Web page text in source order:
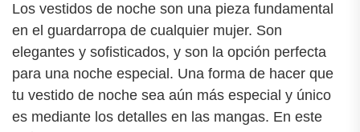
Los vestidos de noche son una pieza fundamental
en el guardarropa de cualquier mujer. Son
elegantes y sofisticados, y son la opción perfecta
para una noche especial. Una forma de hacer que
tu vestido de noche sea aún más especial y único
es mediante los detalles en las mangas. En este